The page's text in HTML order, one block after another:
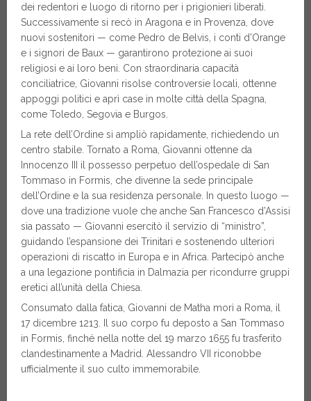
dei redentori e luogo di ritorno per i prigionieri liberati.
Successivamente si recò in Aragona e in Provenza, dove
nuovi sostenitori — come Pedro de Belvis, i conti d’Orange
e i signori de Baux — garantirono protezione ai suoi
religiosi e ai loro beni. Con straordinaria capacità
conciliatrice, Giovanni risolse controversie locali, ottenne
appoggi politici e aprì case in molte città della Spagna,
come Toledo, Segovia e Burgos.
La rete dell’Ordine si ampliò rapidamente, richiedendo un
centro stabile. Tornato a Roma, Giovanni ottenne da
Innocenzo III il possesso perpetuo dell’ospedale di San
Tommaso in Formis, che divenne la sede principale
dell’Ordine e la sua residenza personale. In questo luogo —
dove una tradizione vuole che anche San Francesco d’Assisi
sia passato — Giovanni esercitò il servizio di “ministro”,
guidando l’espansione dei Trinitari e sostenendo ulteriori
operazioni di riscatto in Europa e in Africa. Partecipò anche
a una legazione pontificia in Dalmazia per ricondurre gruppi
eretici all’unità della Chiesa.
Consumato dalla fatica, Giovanni de Matha morì a Roma, il
17 dicembre 1213. Il suo corpo fu deposto a San Tommaso
in Formis, finché nella notte del 19 marzo 1655 fu trasferito
clandestinamente a Madrid. Alessandro VII riconobbe
ufficialmente il suo culto immemorabile.